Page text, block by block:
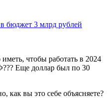
бюджет 3 млрд рублей
чтобы работать в 2024
Еще доллар был по 30
как вы это себе объясняете?